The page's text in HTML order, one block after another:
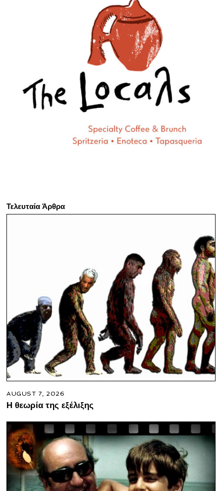
Τελευταία Άρθρα
AUGUST 7, 2026
Η θεωρία της εξέλιξης